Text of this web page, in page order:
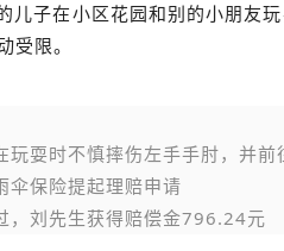
儿子在小区花园和别的小朋友
受限。
耍时不慎摔伤左手手肘，并前
保险提起理赔申请
刘先生获得赔偿金796.24元